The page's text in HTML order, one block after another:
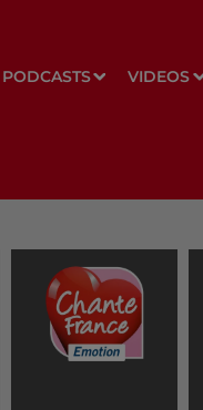
PODCASTS VIDEOS